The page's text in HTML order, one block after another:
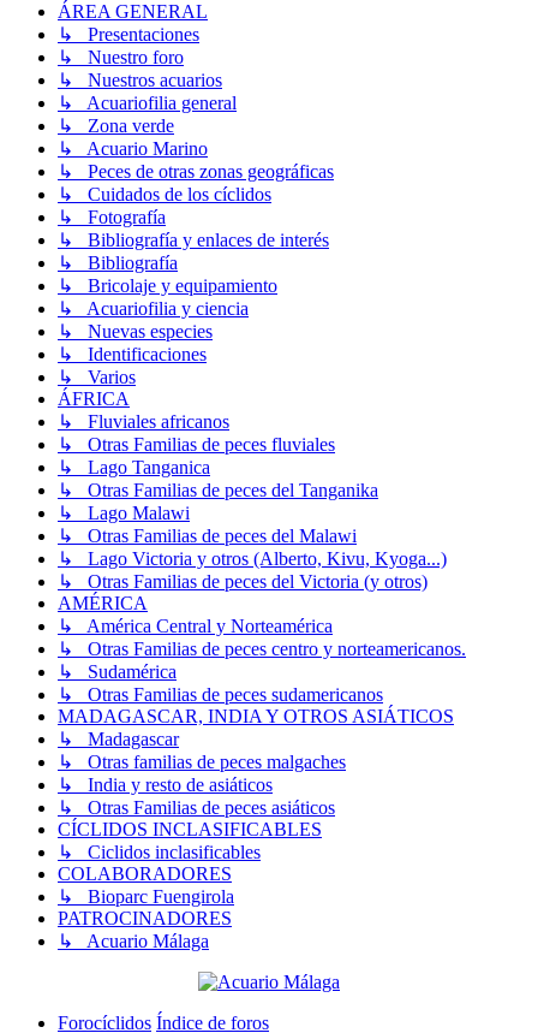
ÁREA GENERAL
↳ Presentaciones
↳ Nuestro foro
↳ Nuestros acuarios
↳ Acuariofilia general
↳ Zona verde
↳ Acuario Marino
↳ Peces de otras zonas geográficas
↳ Cuidados de los cíclidos
↳ Fotografía
↳ Bibliografía y enlaces de interés
↳ Bibliografía
↳ Bricolaje y equipamiento
↳ Acuariofilia y ciencia
↳ Nuevas especies
↳ Identificaciones
↳ Varios
ÁFRICA
↳ Fluviales africanos
↳ Otras Familias de peces fluviales
↳ Lago Tanganica
↳ Otras Familias de peces del Tanganika
↳ Lago Malawi
↳ Otras Familias de peces del Malawi
↳ Lago Victoria y otros (Alberto, Kivu, Kyoga...)
↳ Otras Familias de peces del Victoria (y otros)
AMÉRICA
↳ América Central y Norteamérica
↳ Otras Familias de peces centro y norteamericanos.
↳ Sudamérica
↳ Otras Familias de peces sudamericanos
MADAGASCAR, INDIA Y OTROS ASIÁTICOS
↳ Madagascar
↳ Otras familias de peces malgaches
↳ India y resto de asiáticos
↳ Otras Familias de peces asiáticos
CÍCLIDOS INCLASIFICABLES
↳ Ciclidos inclasificables
COLABORADORES
↳ Bioparc Fuengirola
PATROCINADORES
↳ Acuario Málaga
Forocíclidos Índice de foros